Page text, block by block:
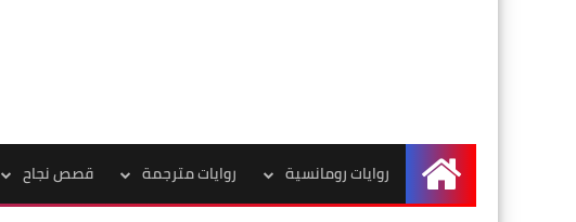
الرئيسية
روايات رومانسية روايات مترجمة قصص نجاح